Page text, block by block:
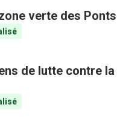
verte des
de lutte contre